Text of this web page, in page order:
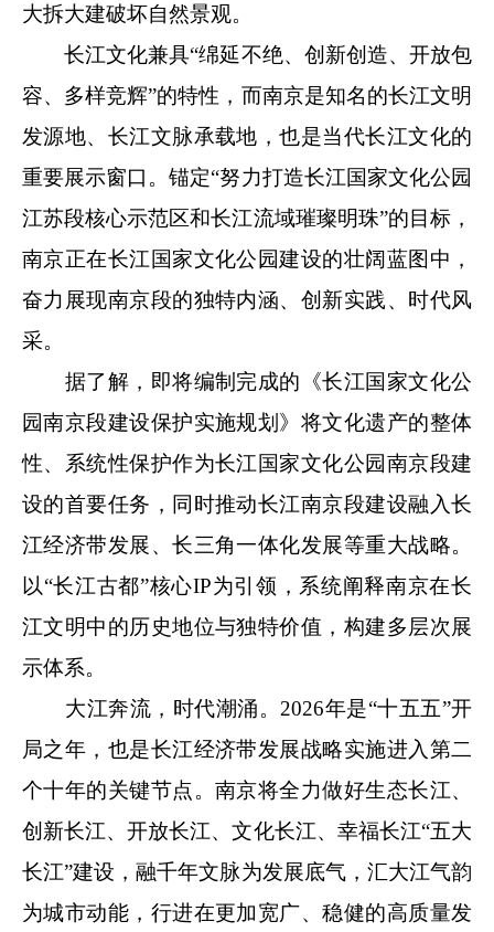
大拆大建破坏自然景观。
长江文化兼具“绵延不绝、创新创造、开放包
容、多样竞辉”的特性，而南京是知名的长江文明
发源地、长江文脉承载地，也是当代长江文化的
重要展示窗口。锚定“努力打造长江国家文化公园
江苏段核心示范区和长江流域璀璨明珠”的目标，
南京正在长江国家文化公园建设的壮阔蓝图中，
奋力展现南京段的独特内涵、创新实践、时代风
采。
据了解，即将编制完成的《长江国家文化公
园南京段建设保护实施规划》将文化遗产的整体
性、系统性保护作为长江国家文化公园南京段建
设的首要任务，同时推动长江南京段建设融入长
江经济带发展、长三角一体化发展等重大战略。
以“长江古都”核心IP为引领，系统阐释南京在长
江文明中的历史地位与独特价值，构建多层次展
示体系。
大江奔流，时代潮涌。2026年是“十五五”开
局之年，也是长江经济带发展战略实施进入第二
个十年的关键节点。南京将全力做好生态长江、
创新长江、开放长江、文化长江、幸福长江“五大
长江”建设，融千年文脉为发展底气，汇大江气韵
为城市动能，行进在更加宽广、稳健的高质量发